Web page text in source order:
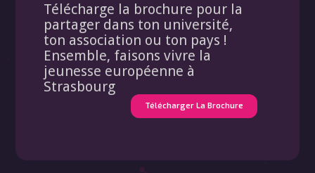
Télécharge la brochure pour la
partager dans ton université,
ton association ou ton pays !
Ensemble, faisons vivre la
jeunesse européenne à
Strasbourg
Télécharger La Brochure